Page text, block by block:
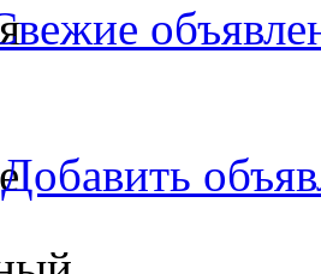
Добавить